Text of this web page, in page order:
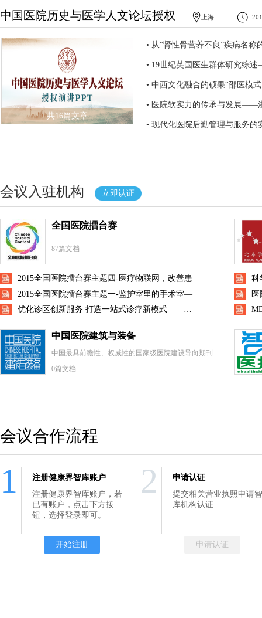
中国医院历史与医学人文论坛授权 上海
共16篇文章
• 从“肾性骨营养不良”疾病名称
• 19世纪英国医生群体研究综
• 中西文化融合的硕果“邵医模
• 医院软实力的传承与发展——
• 现代化医院后勤管理与服务
会议入驻机构 立即认证
全国医院擂台赛
87篇文档
2015全国医院擂台赛主题四-医疗物联网，改善患
2015全国医院擂台赛主题一-监护室里的手术室—
优化诊区创新服务 打造一站式诊疗新模式——大连
中国医院建筑与装备
中国最具前瞻性、权威性的国家级医院建设导向期刊
0篇文档
会议合作流程
1
注册健康界智库账户
注册健康界智库账户，若
已有账户，点击下方按
钮，选择登录即可。
开始注册
2
申请认证
提交相关营业执照申请智
库机构认证
申请认证